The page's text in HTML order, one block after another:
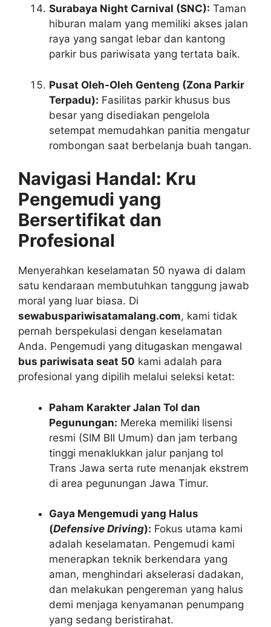
Surabaya Night Carnival (SNC): Taman
hiburan malam yang memiliki akses jalan
raya yang sangat lebar dan kantong
parkir bus pariwisata yang tertata baik.
Pusat Oleh-Oleh Genteng (Zona Parkir
Terpadu): Fasilitas parkir khusus bus
besar yang disediakan pengelola
setempat memudahkan panitia mengatur
rombongan saat berbelanja buah tangan.
Navigasi Handal: Kru
Pengemudi yang
Bersertifikat dan
Profesional
Menyerahkan keselamatan 50 nyawa di dalam
satu kendaraan membutuhkan tanggung jawab
moral yang luar biasa. Di
sewabuspariwisatamalang.com, kami tidak
pernah berspekulasi dengan keselamatan
Anda. Pengemudi yang ditugaskan mengawal
bus pariwisata seat 50 kami adalah para
profesional yang dipilih melalui seleksi ketat:
Paham Karakter Jalan Tol dan
Pegunungan: Mereka memiliki lisensi
resmi (SIM BII Umum) dan jam terbang
tinggi menaklukkan jalur panjang tol
Trans Jawa serta rute menanjak ekstrem
di area pegunungan Jawa Timur.
Gaya Mengemudi yang Halus
(Defensive Driving): Fokus utama kami
adalah keselamatan. Pengemudi kami
menerapkan teknik berkendara yang
aman, menghindari akselerasi dadakan,
dan melakukan pengereman yang halus
demi menjaga kenyamanan penumpang
yang sedang beristirahat.